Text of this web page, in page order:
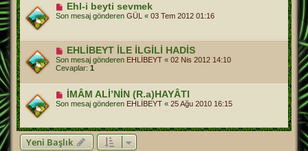
Ehl-i beyti sevmek
Son mesaj gönderen GÜL « 03 Tem 2012 01:16
EHLİBEYT İLE İLGİLİ HADİS
Son mesaj gönderen EHLİBEYT « 02 Nis 2012 14:10
Cevaplar: 1
İMÂM ALİ’NİN (R.a)HAYÂTI
Son mesaj gönderen EHLİBEYT « 25 Ağu 2010 16:15
Yeni Başlık